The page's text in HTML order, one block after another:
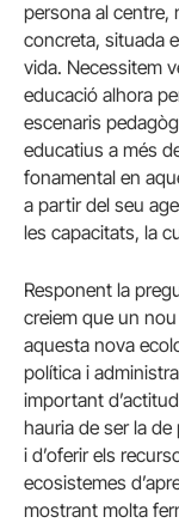
persona al centre,
concreta, situada
vida. Necessitem
educació alhora
escenaris
educatius a més
fonamental en
a partir del seu
les capacitats, la
Responent la
creiem que un
aquesta nova
política i
important
hauria de ser la
i d’oferir els
ecosistemes
mostrant molta